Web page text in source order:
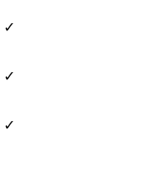
✓
✓
✓